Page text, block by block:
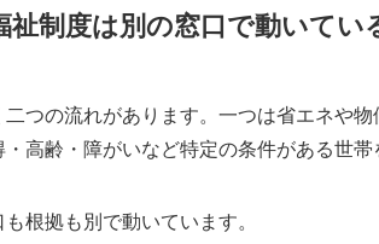
祉制度は別の窓口で動いてい
つの流れがあります。一つは省エネや
高齢・障がいなど特定の条件がある世帯
根拠も別で動いています。